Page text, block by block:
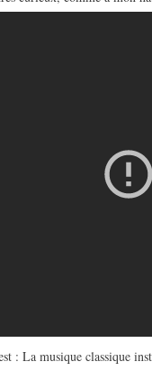
: La musique classique